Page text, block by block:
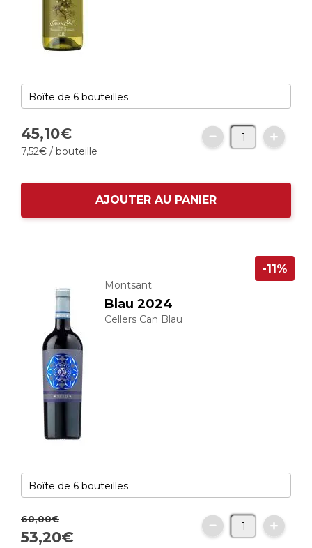
45,10€
7,52€ / bouteille
AJOUTER AU PANIER
Montsant
Blau 2024
Cellers Can Blau
-11%
60,00€
53,20€